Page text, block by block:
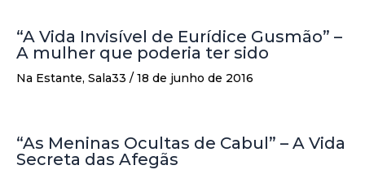
“A Vida Invisível de Eurídice Gusmão” –
A mulher que poderia ter sido
Na Estante, Sala33 / 18 de junho de 2016
“As Meninas Ocultas de Cabul” – A Vida
Secreta das Afegãs